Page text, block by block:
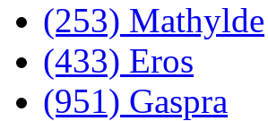
(253) Mathylde
(433) Eros
(951) Gaspra